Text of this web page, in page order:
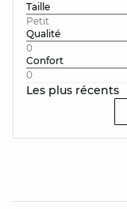
Taille
Petit
Qualité
0
Confort
0
Les plus récents